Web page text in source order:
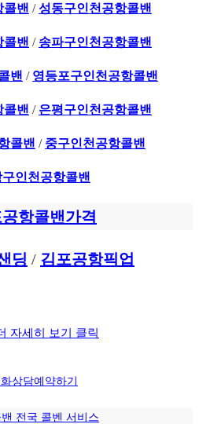
밴 /성동구인천공항콜밴
밴 / 송파구인천공항콜밴
밴 / 영등포구인천공항콜밴
밴 / 은평구인천공항콜밴
콜밴 / 중구인천공항콜밴
인천공항콜밴
항콜밴가격
딩 / 김포공항픽업
자세히 보기 클릭
상담예약하기
전국 콜벤 서비스